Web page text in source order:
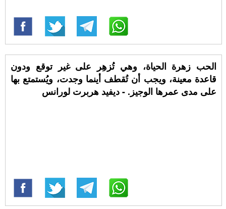
الحب زهرة الحياة، وهي تُزهِر على غير توقع ودون
قاعدة معينة، ويجب أن تُقطف أينما وجدت، ويُستمتع بها
على مدى عمرها الوجيز. - ديفيد هربرت لورانس